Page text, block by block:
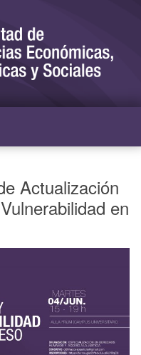
Actualización
en